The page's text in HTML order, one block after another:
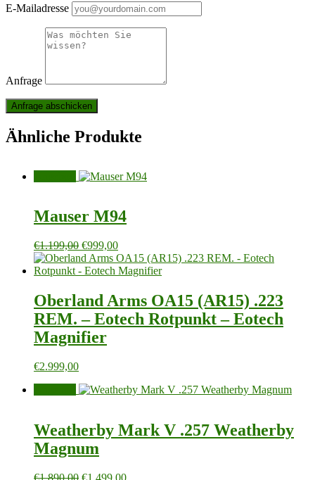
E-Mailadresse
Anfrage
Ähnliche Produkte
Mauser M94
€1.199,00 Ursprünglicher
Preis
war:
€999,00Aktueller
Preis
ist:
Oberland Arms OA15 (AR15) .223
REM. – Eotech Rotpunkt – Eotech
Magnifier
€2.999,00
Weatherby Mark V .257 Weatherby
Magnum
€1.890,00 Ursprünglicher
€1.499,00Aktueller